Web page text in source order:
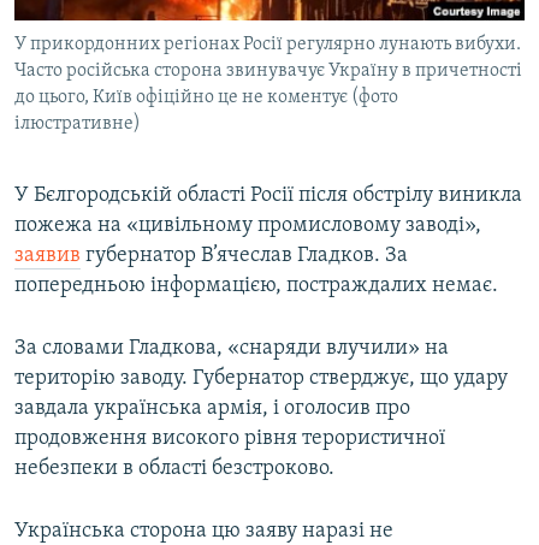
УКРАЇНСЬКА ПРОБЛЕМА КРИМУ
ІНФОГРАФІКА
ДОЛУЧАЙСЯ!
У прикордонних регіонах Росії регулярно лунають вибухи.
Часто російська сторона звинувачує Україну в причетності
до цього, Київ офіційно це не коментує (фото
ілюстративне)
У Бєлгородській області Росії після обстрілу виникла
пожежа на «цивільному промисловому заводі»,
заявив губернатор В’ячеслав Гладков. За
попередньою інформацією, постраждалих немає.
За словами Гладкова, «снаряди влучили» на
територію заводу. Губернатор стверджує, що удару
завдала українська армія, і оголосив про
продовження високого рівня терористичної
небезпеки в області безстроково.
Українська сторона цю заяву наразі не